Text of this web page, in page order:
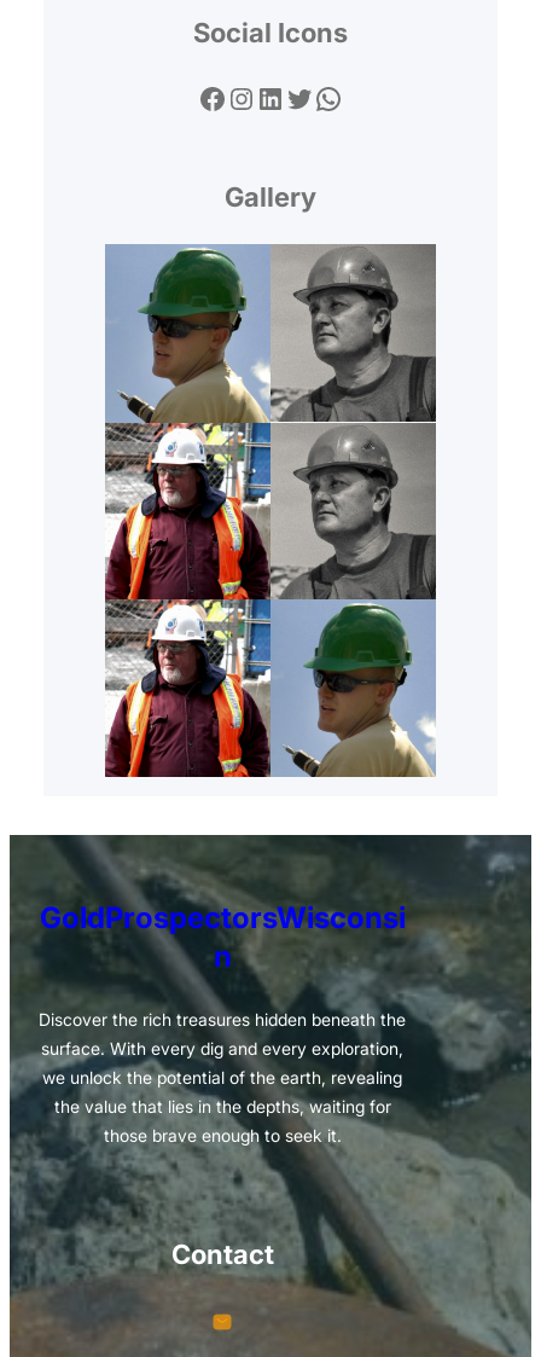
Social Icons
Facebook Instagram LinkedIn Twitter WhatsApp
Gallery
GoldProspectorsWisconsi
n
Discover the rich treasures hidden beneath the
surface. With every dig and every exploration,
we unlock the potential of the earth, revealing
the value that lies in the depths, waiting for
those brave enough to seek it.
Contact